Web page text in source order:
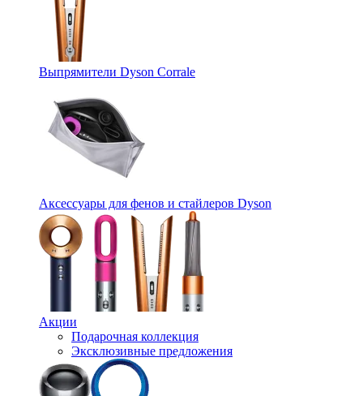
Выпрямители Dyson Corrale
Аксессуары для фенов и стайлеров Dyson
Акции
Подарочная коллекция
Эксклюзивные предложения